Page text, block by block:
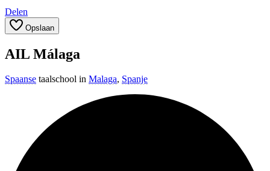
Delen
Opslaan
AIL Málaga
Spaanse taalschool in Malaga, Spanje